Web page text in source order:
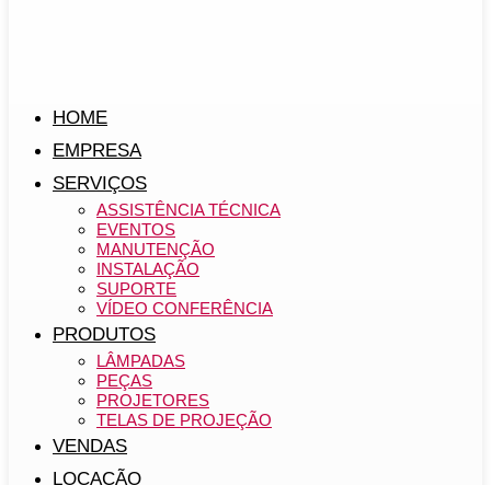
HOME
EMPRESA
SERVIÇOS
ASSISTÊNCIA TÉCNICA
EVENTOS
MANUTENÇÃO
INSTALAÇÃO
SUPORTE
VÍDEO CONFERÊNCIA
PRODUTOS
LÂMPADAS
PEÇAS
PROJETORES
TELAS DE PROJEÇÃO
VENDAS
LOCAÇÃO